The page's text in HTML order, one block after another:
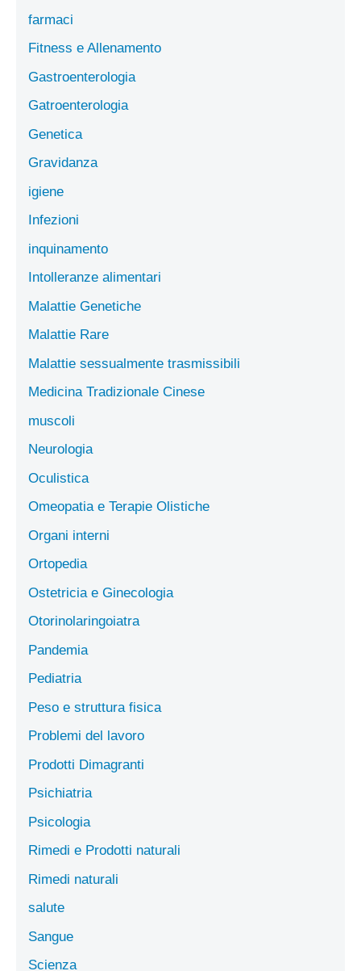
farmaci
Fitness e Allenamento
Gastroenterologia
Gatroenterologia
Genetica
Gravidanza
igiene
Infezioni
inquinamento
Intolleranze alimentari
Malattie Genetiche
Malattie Rare
Malattie sessualmente trasmissibili
Medicina Tradizionale Cinese
muscoli
Neurologia
Oculistica
Omeopatia e Terapie Olistiche
Organi interni
Ortopedia
Ostetricia e Ginecologia
Otorinolaringoiatra
Pandemia
Pediatria
Peso e struttura fisica
Problemi del lavoro
Prodotti Dimagranti
Psichiatria
Psicologia
Rimedi e Prodotti naturali
Rimedi naturali
salute
Sangue
Scienza